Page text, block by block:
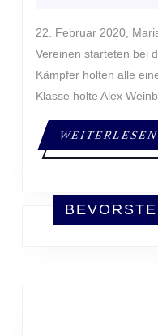
22. Februar 2020, Maria Schmolln 55 Judoka aus 11
Vereinen starteten bei
Kämpfer holten alle
Klasse holte Alex
WEITERLESEN